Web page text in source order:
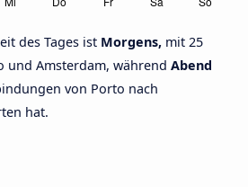
des Tages ist Morgens, mit 25
und Amsterdam, während Abend
von Porto nach
hat.